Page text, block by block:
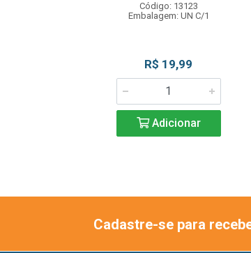
Código: 13123
Embalagem: UN C/1
R$ 19,99
Adicionar
Cadastre-se para